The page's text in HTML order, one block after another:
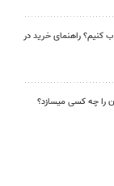
کنیم؟ راهنمای خرید در
را چه کسی میسازد؟